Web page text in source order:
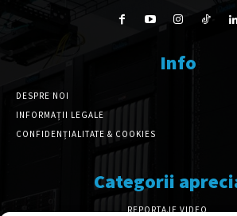
Info
DESPRE NOI
INFORMAȚII LEGALE
CONFIDENȚIALITATE & COOKIES
Categorii
REPORTAJE VIDEO